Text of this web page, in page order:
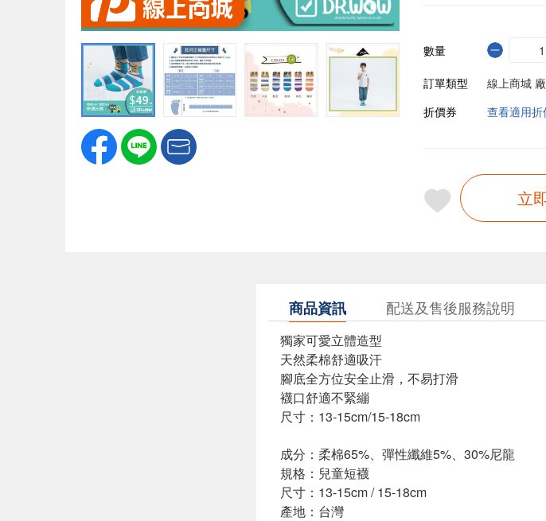
數量
訂單類型
線上商城
折價券
查看適用折
立
商品資訊 配送及售後服務說明
獨家可愛立體造型
天然柔棉舒適吸汗
腳底全方位安全止滑，不易打滑
襪口舒適不緊繃
尺寸：13-15cm/15-18cm
成分：柔棉65%、彈性纖維5%、30%尼龍
規格：兒童短襪
尺寸：13-15cm / 15-18cm
產地：台灣